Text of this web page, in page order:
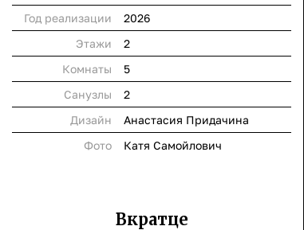
Год реализации
2026
Этажи
2
Комнаты
5
Cанузлы
2
Дизайн
Анастасия Придачина
Фото
Катя Самойлович
Вкратце